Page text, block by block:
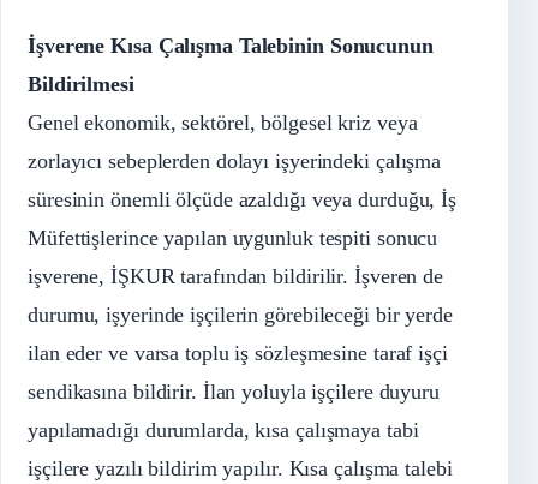
İşverene Kısa Çalışma Talebinin Sonucunun
Bildirilmesi
Genel ekonomik, sektörel, bölgesel kriz veya
zorlayıcı sebeplerden dolayı işyerindeki çalışma
süresinin önemli ölçüde azaldığı veya durduğu, İş
Müfettişlerince yapılan uygunluk tespiti sonucu
işverene, İŞKUR tarafından bildirilir. İşveren de
durumu, işyerinde işçilerin görebileceği bir yerde
ilan eder ve varsa toplu iş sözleşmesine taraf işçi
sendikasına bildirir. İlan yoluyla işçilere duyuru
yapılamadığı durumlarda, kısa çalışmaya tabi
işçilere yazılı bildirim yapılır. Kısa çalışma talebi